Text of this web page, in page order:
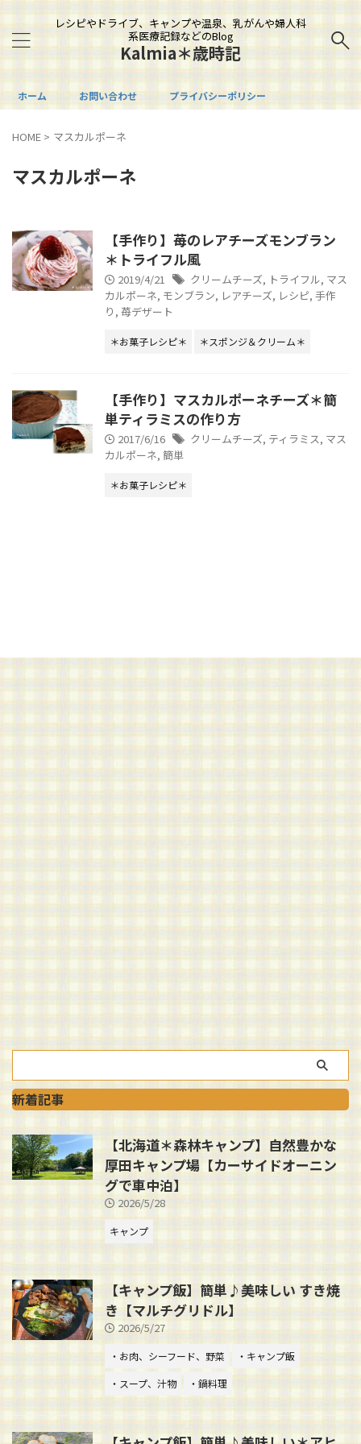
レシピやドライブ、キャンプや温泉、乳がんや婦人科
系医療記録などのBlog
Kalmia＊歳時記
ホーム お問い合わせ プライバシーポリシー
HOME > マスカルポーネ
マスカルポーネ
【手作り】苺のレアチーズモンブラン
＊トライフル風
2019/4/21 クリームチーズ, トライフル, マス
カルポーネ, モンブラン, レアチーズ, レシピ, 手作
り , 苺デザート
＊お菓子レシピ＊ ＊スポンジ＆クリーム＊
【手作り】マスカルポーネチーズ＊簡
単ティラミスの作り方
2017/6/16 クリームチーズ, ティラミス, マス
カルポーネ, 簡単
＊お菓子レシピ＊
新着記事
【北海道＊森林キャンプ】自然豊かな
厚田キャンプ場【カーサイドオーニン
グで車中泊】
2026/5/28
キャンプ
【キャンプ飯】簡単♪美味しい すき焼
き【マルチグリドル】
2026/5/27
・お肉、シーフード、野菜
・キャンプ飯
・スープ、汁物
・鍋料理